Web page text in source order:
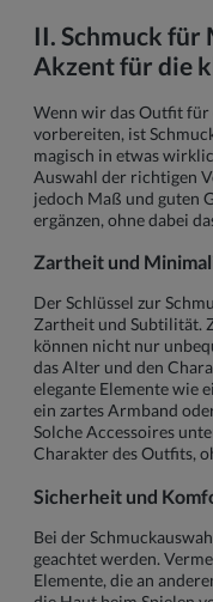
II. Schmuck für
Akzent für die
Wenn wir das Outfit für
vorbereiten, ist
magisch in etwas
Auswahl der richtigen
jedoch Maß und guten
ergänzen, ohne dabei
Zartheit und
Der Schlüssel zur
Zartheit und Subtilität.
können nicht nur
das Alter und den
elegante Elemente wie
ein zartes Armband
Solche Accessoires
Charakter des Outfits,
Sicherheit und
Bei der
geachtet werden.
Elemente, die an